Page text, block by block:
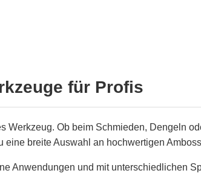
für Profis
Ob beim Schmieden, Dengeln
breite Auswahl an hochwertigen
Anwendungen und mit unterschiedlichen